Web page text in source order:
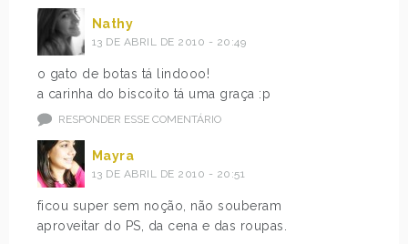
Nathy
13 DE ABRIL DE 2010 - 20:49
o gato de botas tá lindooo!
a carinha do biscoito tá uma graça :p
RESPONDER ESSE COMENTÁRIO
Mayra
13 DE ABRIL DE 2010 - 20:51
ficou super sem noção, não souberam
aproveitar do PS, da cena e das roupas.